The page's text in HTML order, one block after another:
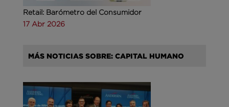
Retail: Barómetro del Consumidor
17 Abr 2026
MÁS NOTICIAS SOBRE: CAPITAL HUMANO